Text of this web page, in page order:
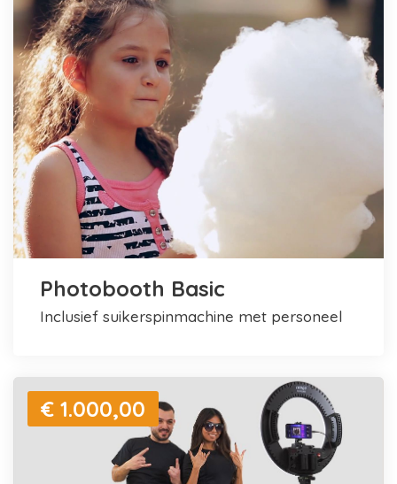
Photobooth Basic
inclusief suikerspinmachine met personeel
€ 1.000,00